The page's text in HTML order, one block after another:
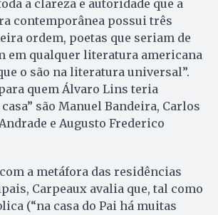
a clareza e autoridade que a
contemporânea possui três
ordem, poetas que seriam de
em qualquer literatura americana
o são na literatura universal”.
quem Álvaro Lins teria
são Manuel Bandeira, Carlos
e Augusto Frederico
a metáfora das residências
Carpeaux avalia que, tal como
(“na casa do Pai há muitas